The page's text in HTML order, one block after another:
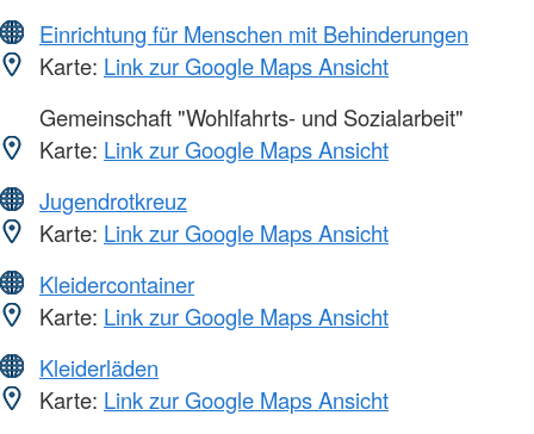
Einrichtung für Menschen mit Behinderungen
Karte: Link zur Google Maps Ansicht
Gemeinschaft "Wohlfahrts- und Sozialarbeit"
Karte: Link zur Google Maps Ansicht
Jugendrotkreuz
Karte: Link zur Google Maps Ansicht
Kleidercontainer
Karte: Link zur Google Maps Ansicht
Kleiderläden
Karte: Link zur Google Maps Ansicht